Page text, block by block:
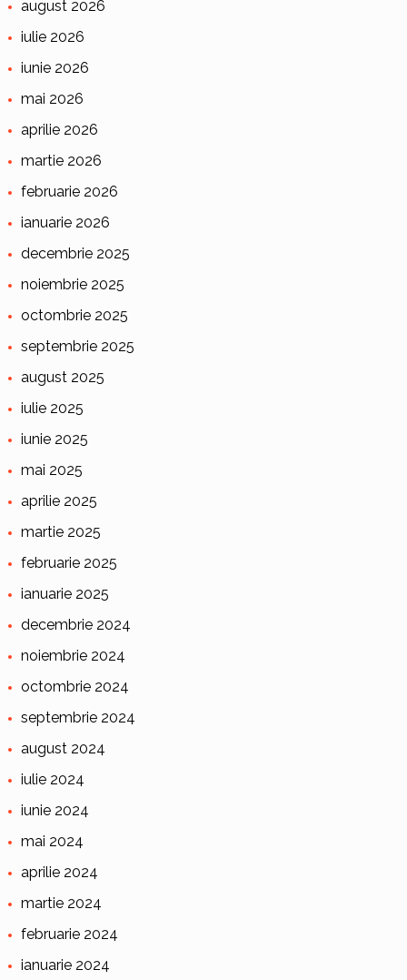
august 2026
iulie 2026
iunie 2026
mai 2026
aprilie 2026
martie 2026
februarie 2026
ianuarie 2026
decembrie 2025
noiembrie 2025
octombrie 2025
septembrie 2025
august 2025
iulie 2025
iunie 2025
mai 2025
aprilie 2025
martie 2025
februarie 2025
ianuarie 2025
decembrie 2024
noiembrie 2024
octombrie 2024
septembrie 2024
august 2024
iulie 2024
iunie 2024
mai 2024
aprilie 2024
martie 2024
februarie 2024
ianuarie 2024